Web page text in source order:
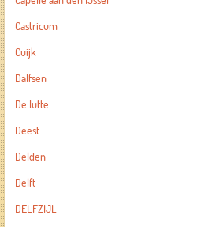
Castricum
Cuijk
Dalfsen
De lutte
Deest
Delden
Delft
DELFZIJL